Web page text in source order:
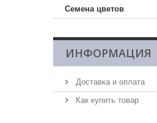
Семена цветов
ИНФОРМАЦИЯ
Доставка и оплата
Как купить товар